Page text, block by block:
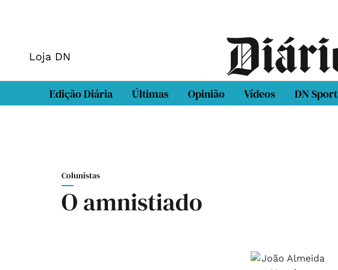
Loja DN
Edição Diária Últimas Opinião Vídeos DN Sport
Colunistas
O amnistiado